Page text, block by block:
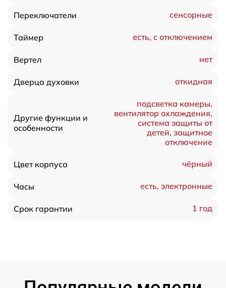
Переключатели сенсорные
Таймер есть, с отключением
Вертел нет
Дверца духовки откидная
Другие функции и
особенности
подсветка камеры,
вентилятор охлаждения,
система защиты от
детей, защитное
отключение
Цвет корпуса чёрный
Часы есть, электронные
Срок гарантии 1 год